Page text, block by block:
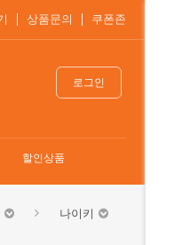
상품문의 쿠폰존
로그인
할인상품
나이키